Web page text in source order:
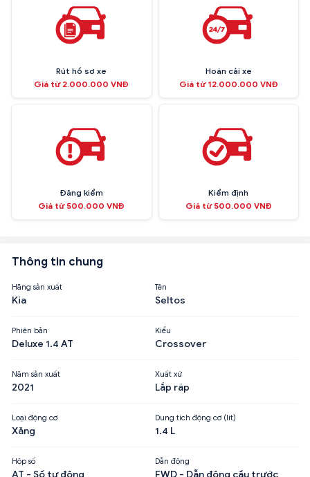
Rút hồ sơ xe
Giá từ 2.000.000 VNĐ
Hoán cải xe
Giá từ 12.000.000 VNĐ
Đăng kiểm
Giá từ 500.000 VNĐ
Kiểm định
Giá từ 500.000 VNĐ
Thông tin chung
Hãng sản xuất
Kia
Tên
Seltos
Phiên bản
Deluxe 1.4 AT
Kiểu
Crossover
Năm sản xuất
2021
Xuất xứ
Lắp ráp
Loại động cơ
Xăng
Dung tích động cơ (lít)
1.4 L
Hộp số
AT - Số tự động
Dẫn động
FWD - Dẫn động cầu trước